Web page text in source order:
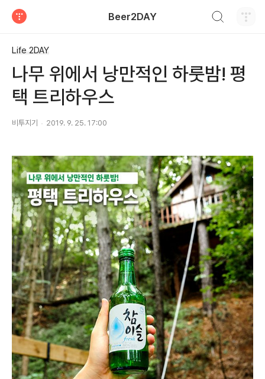
Beer2DAY
Life 2DAY
나무 위에서 낭만적인 하룻밤! 평
택 트리하우스
비투지기 2019. 9. 25. 17:00